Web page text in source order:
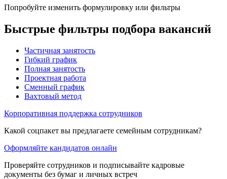
Попробуйте изменить формулировку или фильтры
Быстрые фильтры подбора вакансий
Частичная занятость
Гибкий график
Полная занятость
Проектная работа
Сменный график
Вахтовый метод
Корпоративная поддержка сотрудников
Какой соцпакет вы предлагаете семейным сотрудникам?
Оформляйте кандидатов онлайн
Проверяйте сотрудников и подписывайте кадровые
документы без бумаг и личных встреч